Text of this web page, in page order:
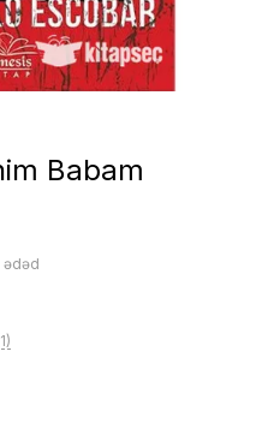
Babam
ədəd